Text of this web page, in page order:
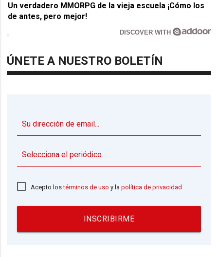
Un verdadero MMORPG de la vieja escuela ¡Cómo los
de antes, pero mejor!
DISCOVER WITH
ÚNETE A NUESTRO BOLETÍN
Acepto lostérminos de uso y lapolítica de privacidad
INSCRIBIRME